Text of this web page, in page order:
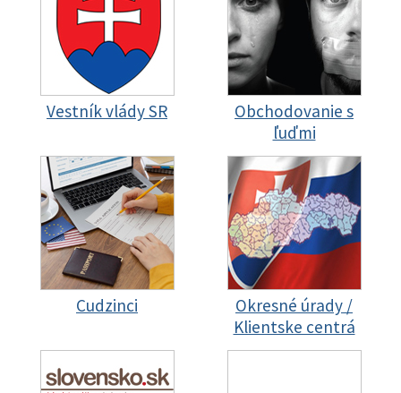
Vestník vlády SR
Obchodovanie s
ľuďmi
Cudzinci
Okresné úrady /
Klientske centrá